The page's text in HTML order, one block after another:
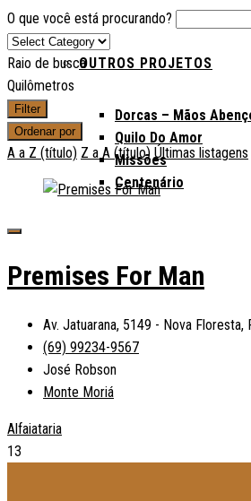
OUTROS PROJETOS
Dorcas – Mãos
Quilo Do Amor
Missões
Centenário
O que você está procurando?
Raio de busca
Quilômetros
Filter
Ordenar por
A a Z (título) Z a A (título) Últimas listagens
Premises For Man
Av. Jatuarana, 5149 - Nova Floresta,
(69) 99234-9567
José Robson
Monte Moriá
Alfaiataria
13